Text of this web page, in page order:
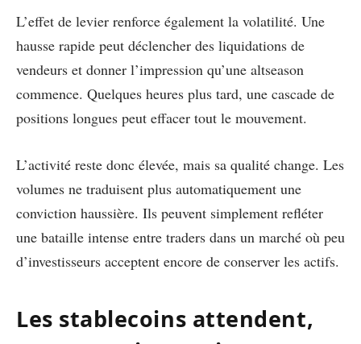
L’effet de levier renforce également la volatilité. Une
hausse rapide peut déclencher des liquidations de
vendeurs et donner l’impression qu’une altseason
commence. Quelques heures plus tard, une cascade de
positions longues peut effacer tout le mouvement.
L’activité reste donc élevée, mais sa qualité change. Les
volumes ne traduisent plus automatiquement une
conviction haussière. Ils peuvent simplement refléter
une bataille intense entre traders dans un marché où peu
d’investisseurs acceptent encore de conserver les actifs.
Les stablecoins attendent,